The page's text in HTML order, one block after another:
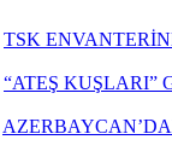
TSK
“ATEŞ KUŞLARI”